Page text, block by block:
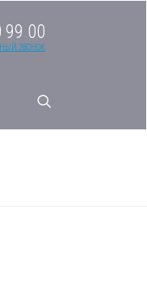
99 00
ЗВОНОК